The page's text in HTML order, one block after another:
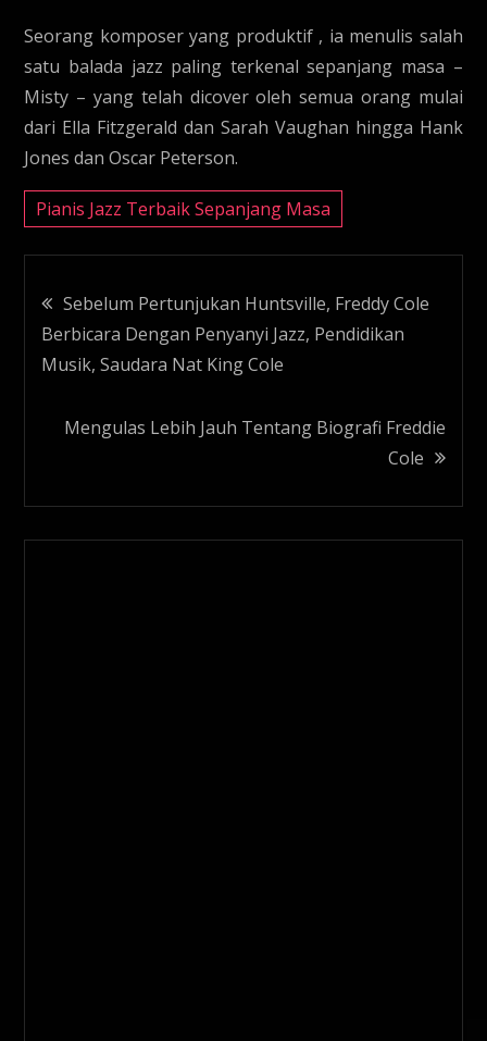
Seorang komposer yang produktif , ia menulis salah
satu balada jazz paling terkenal sepanjang masa –
Misty – yang telah dicover oleh semua orang mulai
dari Ella Fitzgerald dan Sarah Vaughan hingga Hank
Jones dan Oscar Peterson.
Pianis Jazz Terbaik Sepanjang Masa
Navigasi
pos
Sebelum Pertunjukan Huntsville, Freddy Cole
Berbicara Dengan Penyanyi Jazz, Pendidikan
Musik, Saudara Nat King Cole
Mengulas Lebih Jauh Tentang Biografi Freddie
Cole